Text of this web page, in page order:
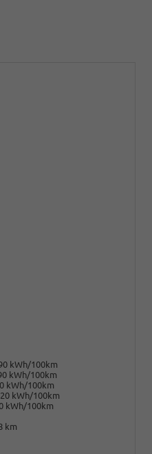
kWh/100km
kWh/100km
kWh/100km
kWh/100km
kWh/100km
km